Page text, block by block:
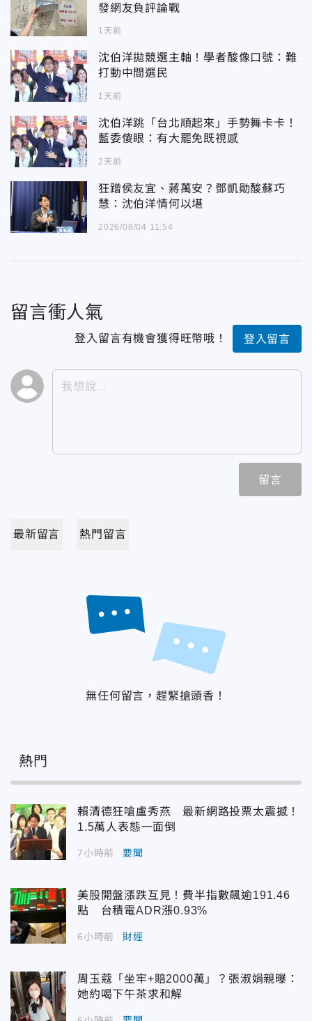
發網友負評論戰
1天前
沈伯洋拋競選主軸！學者酸像口號：難
打動中間選民
1天前
沈伯洋跳「台北順起來」手勢舞卡卡！
藍委傻眼：有大罷免既視感
2天前
狂蹭侯友宜、蔣萬安？鄧凱勛酸蘇巧
慧：沈伯洋情何以堪
2026/08/04 11:54
留言衝人氣
登入留言有機會獲得旺幣哦！ 登入留言
留言
最新留言 熱門留言
無任何留言，趕緊搶頭香！
熱門
賴清德狂嗆盧秀燕 最新網路投票太震撼！
1.5萬人表態一面倒
7小時前 要聞
美股開盤漲跌互見！費半指數飆逾191.46
點 台積電ADR漲0.93%
6小時前 財經
周玉蔻「坐牢+賠2000萬」？張淑娟親曝：
她約喝下午茶求和解